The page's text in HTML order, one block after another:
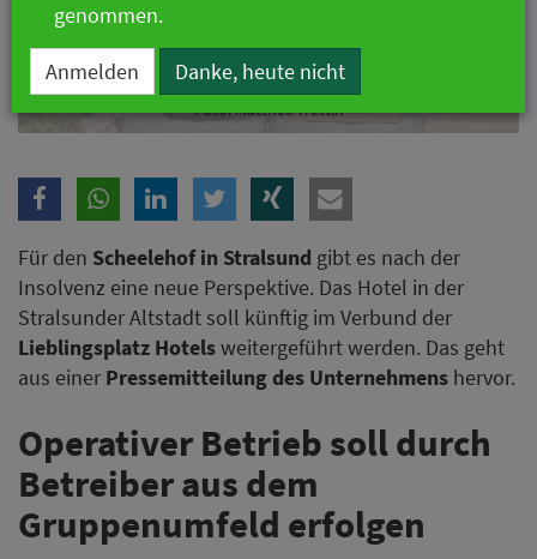
Foto: Matthes Trettin
Für den Scheelehof in Stralsund gibt es nach der
Insolvenz eine neue Perspektive. Das Hotel in der
Stralsunder Altstadt soll künftig im Verbund der
Lieblingsplatz Hotelsweitergeführt werden. Das geht
aus einer Pressemitteilung des Unternehmens hervor.
Operativer Betrieb soll durch
Betreiber aus dem
Gruppenumfeld erfolgen
genommen.
Anmelden Danke, heute nicht